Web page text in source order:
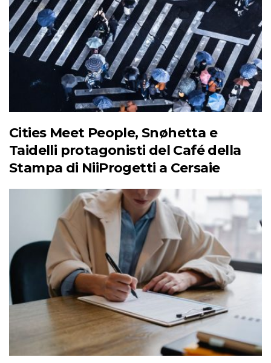
Cities Meet People, Snøhetta e
Taidelli protagonisti del Café della
Stampa di NiiProgetti a Cersaie